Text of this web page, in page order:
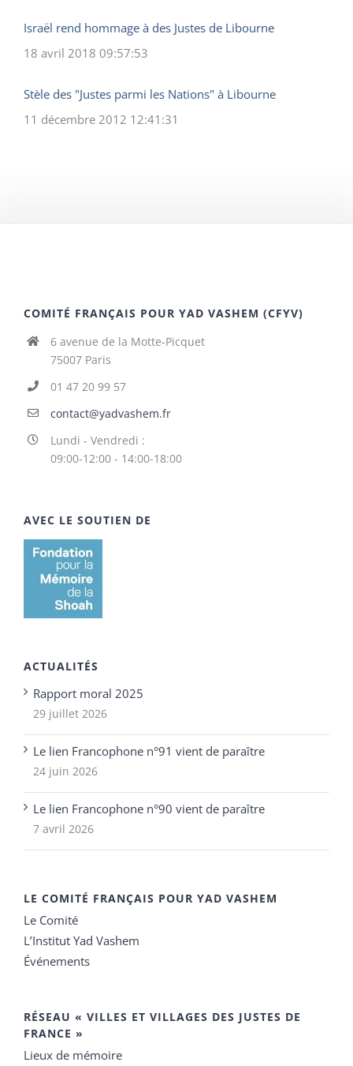
Israël rend hommage à des Justes de Libourne
18 avril 2018 09:57:53
Stèle des "Justes parmi les Nations" à Libourne
11 décembre 2012 12:41:31
COMITÉ FRANÇAIS POUR YAD VASHEM (CFYV)
6 avenue de la Motte-Picquet
75007 Paris
01 47 20 99 57
contact@yadvashem.fr
Lundi - Vendredi :
09:00-12:00 - 14:00-18:00
AVEC LE SOUTIEN DE
ACTUALITÉS
Rapport moral 2025
29 juillet 2026
Le lien Francophone n°91 vient de paraître
24 juin 2026
Le lien Francophone n°90 vient de paraître
7 avril 2026
LE COMITÉ FRANÇAIS POUR YAD VASHEM
Le Comité
L’Institut Yad Vashem
Événements
RÉSEAU « VILLES ET VILLAGES DES JUSTES DE
FRANCE »
Lieux de mémoire